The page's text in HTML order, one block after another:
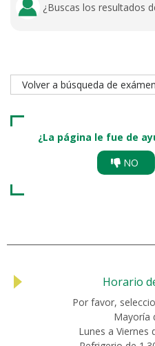
¿Buscas los resultados
Volver a búsqueda de
¿La página le fue de
NO
Horario
Por favor,
Mayoría
Lunes a Viernes